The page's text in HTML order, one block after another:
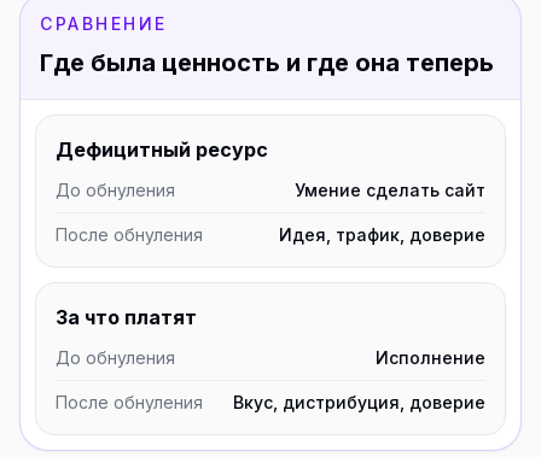
СРАВНЕНИЕ
Где была ценность и где она теперь
Дефицитный ресурс
До обнуления Умение сделать сайт
После обнуления Идея, трафик, доверие
За что платят
До обнуления Исполнение
После обнуления Вкус, дистрибуция, доверие